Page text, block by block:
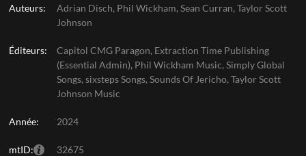
Auteurs:
Adrian Disch, Phil Wickham, Sean Curran, Taylor Scott
Johnson
Éditeurs:
Capitol CMG Paragon, Extraction Time Publishing
(Essential Admin), Phil Wickham Music, Simply Global
Songs, sixsteps Songs, Sounds Of Jericho, Taylor Scott
Johnson Music
Année: 2024
mtID: 32675